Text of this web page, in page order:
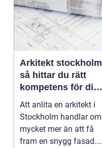
Arkitekt stockholm
så hittar du rätt
kompetens för ditt
projekt
Att anlita en arkitekt i
Stockholm handlar om
mycket mer än att få
fram en snygg fasad.